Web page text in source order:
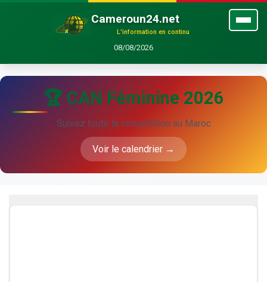
Cameroun24.net
L'information en continu
08/08/2026
🏆 CAN Féminine 2026
Suivez toute la compétition au Maroc
Voir le calendrier →